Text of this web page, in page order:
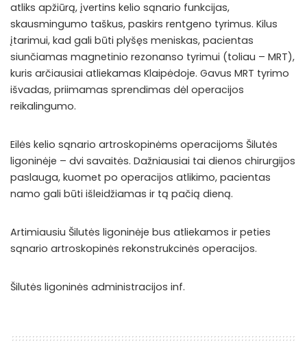
atliks apžiūrą, įvertins kelio sąnario funkcijas,
skausmingumo taškus, paskirs rentgeno tyrimus. Kilus
įtarimui, kad gali būti plyšęs meniskas, pacientas
siunčiamas magnetinio rezonanso tyrimui (toliau – MRT),
kuris arčiausiai atliekamas Klaipėdoje. Gavus MRT tyrimo
išvadas, priimamas sprendimas dėl operacijos
reikalingumo.
Eilės kelio sąnario artroskopinėms operacijoms Šilutės
ligoninėje – dvi savaitės. Dažniausiai tai dienos chirurgijos
paslauga, kuomet po operacijos atlikimo, pacientas
namo gali būti išleidžiamas ir tą pačią dieną.
Artimiausiu Šilutės ligoninėje bus atliekamos ir peties
sąnario artroskopinės rekonstrukcinės operacijos.
Šilutės ligoninės administracijos inf.